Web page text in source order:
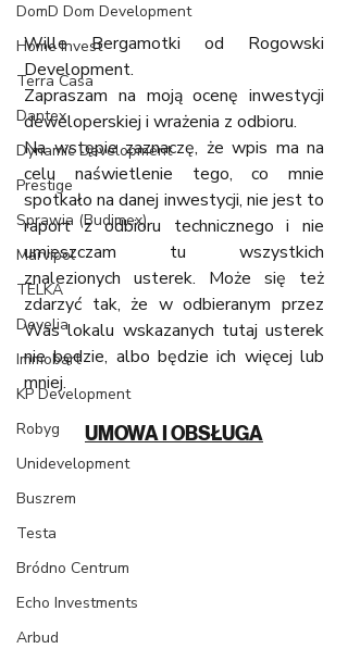
DomD Dom Development
Home Invest
Terra Casa
Dantex
Dynamic Development
Prestige
Sprawia (Budimex)
Marvipol
TELKA
Develia
Immobart
KP Development
Robyg
Unidevelopment
Buszrem
Testa
Bródno Centrum
Echo Investments
Arbud
Wille Bergamotki od Rogowski
Development.
Zapraszam na moją ocenę inwestycji
deweloperskiej i wrażenia z odbioru.
Na wstępie zaznaczę, że wpis ma na
celu naświetlenie tego, co mnie
spotkało na danej inwestycji, nie jest to
raport z odbioru technicznego i nie
umieszczam tu wszystkich
znalezionych usterek. Może się też
zdarzyć tak, że w odbieranym przez
Was lokalu wskazanych tutaj usterek
nie będzie, albo będzie ich więcej lub
mniej.
UMOWA I OBSŁUGA